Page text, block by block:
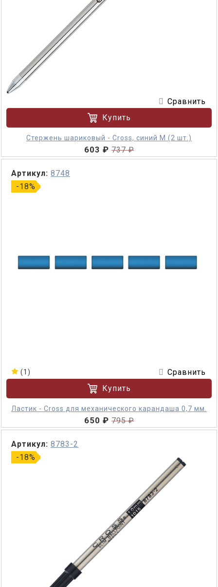
Сравнить
Купить
Стержень шариковый - Cross, синий M (2 шт.)
603 ₽ 737 ₽
-18%
Артикул: 8748
(1)
Сравнить
Купить
Ластик - Cross для механического карандаша 0,7 мм.
650 ₽ 795 ₽
-18%
Артикул: 8783-2